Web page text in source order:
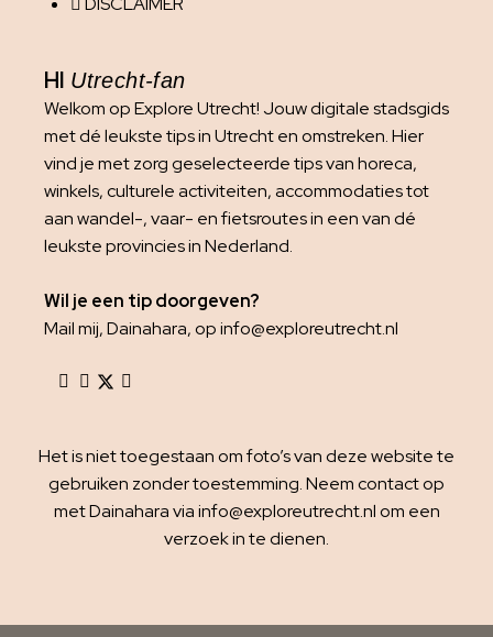
HI Utrecht-fan
Welkom op Explore Utrecht! Jouw digitale stadsgids
met dé leukste tips in Utrecht en omstreken. Hier
vind je met zorg geselecteerde tips van horeca,
winkels, culturele activiteiten, accommodaties tot
aan wandel-, vaar- en fietsroutes in een van dé
leukste provincies in Nederland.
Wil je een tip doorgeven?
Mail mij, Dainahara, op info@exploreutrecht.nl
Het is niet toegestaan om foto’s van deze website te
gebruiken zonder toestemming. Neem contact op
met Dainahara via info@exploreutrecht.nl om een
verzoek in te dienen.